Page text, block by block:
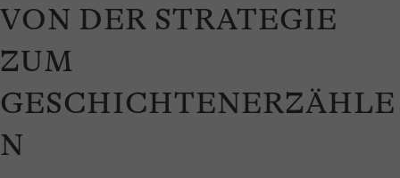
VON DER STRATEGIE
ZUM
GESCHICHTENERZÄHLE
N